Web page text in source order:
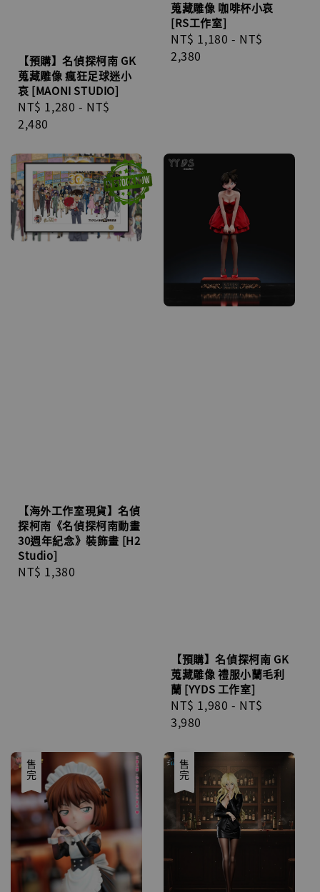
【預購】名偵探柯南 GK
蒐藏雕像 瘋狂足球迷小
哀 [MAONI STUDIO]
Regular
price
NT$ 1,280 - NT$
2,480
蒐藏雕像 咖啡杯小哀
[RS工作室]
Regular
price
NT$ 1,180 - NT$
2,380
【海外工作室現貨】名偵
探柯南《名偵探柯南動畫
30週年紀念》裝飾畫 [H2
Studio]
Regular
NT$ 1,380
【預購】名偵探柯南 GK
蒐藏雕像 禮服小蘭毛利
蘭 [YYDS 工作室]
Regular
price
NT$ 1,980 - NT$
3,980
售完 售完